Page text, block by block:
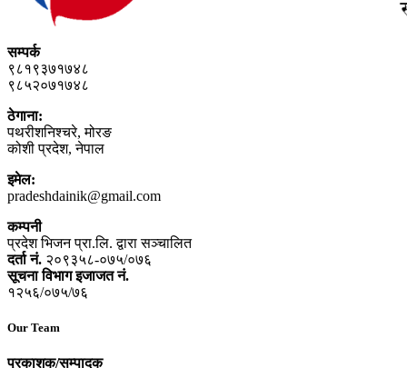
सम्पर्क
९८१९३७१७४८
९८५२०७१७४८
ठेगाना:
पथरीशनिश्‍चरे, मोरङ
कोशी प्रदेश, नेपाल
इमेल:
pradeshdainik@gmail.com
कम्पनी
प्रदेश भिजन प्रा.लि. द्वारा सञ्‍चालित
दर्ता नं. २०९३५८-०७५/०७६
सूचना विभाग इजाजत नं.
१२५६/०७५/७६
Our Team
प्रकाशक/सम्पादक